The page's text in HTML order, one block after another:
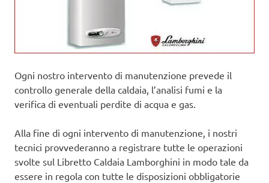
Ogni nostro intervento di manutenzione prevede il
controllo generale della caldaia, l’analisi fumi e la
verifica di eventuali perdite di acqua e gas.
Alla fine di ogni intervento di manutenzione, i nostri
tecnici provvederanno a registrare tutte le operazioni
svolte sul Libretto Caldaia Lamborghini in modo tale da
essere in regola con tutte le disposizioni obbligatorie